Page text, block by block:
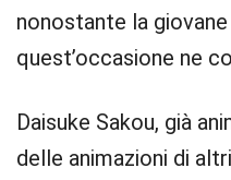
nonostante la
quest’occasione ne
Daisuke Sakou, già
delle animazioni di